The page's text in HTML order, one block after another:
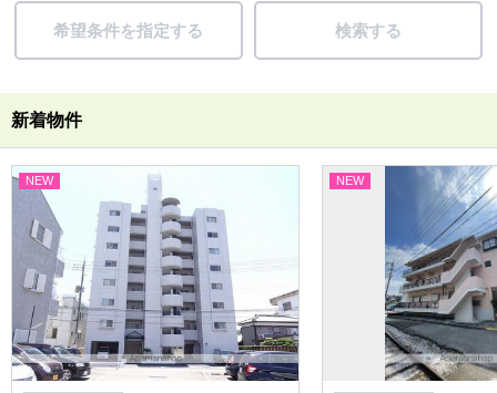
希望条件を指定する 検索する
新着物件
NEW NEW